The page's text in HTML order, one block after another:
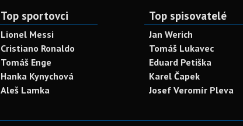
Top sportovci
Lionel Messi
Cristiano Ronaldo
Tomáš Enge
Hanka Kynychová
Aleš Lamka
Top spisovatelé
Jan Werich
Tomáš Lukavec
Eduard Petiška
Karel Čapek
Josef Veromír Pleva